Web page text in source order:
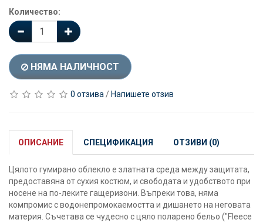
Количество:
НЯМА НАЛИЧНОСТ
0 отзива / Напишете отзив
ОПИСАНИЕ СПЕЦИФИКАЦИЯ ОТЗИВИ (0)
Цялото гумирано облекло е златната среда между защитата,
предоставяна от сухия костюм, и свободата и удобството при
носене на по-леките гащеризони. Въпреки това, няма
компромис с водонепромокаемостта и дишането на неговата
материя. Съчетава се чудесно с цяло поларено бельо ("Fleece